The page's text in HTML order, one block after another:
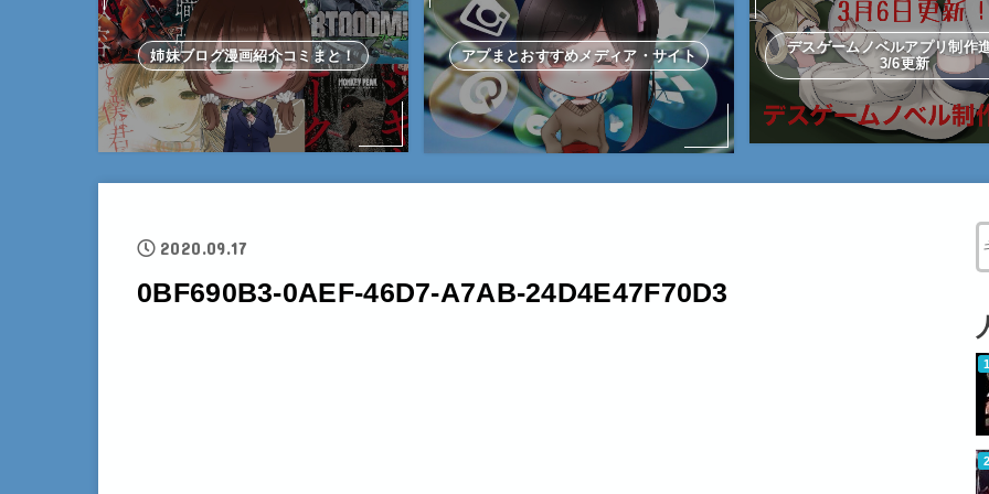
姉妹ブログ漫画紹介コミまと！ アプまとおすすめメディア・サイト
デスゲームノベルアプリ制
3/6更新
2020.09.17
0BF690B3-0AEF-46D7-A7AB-24D4E47F70D3